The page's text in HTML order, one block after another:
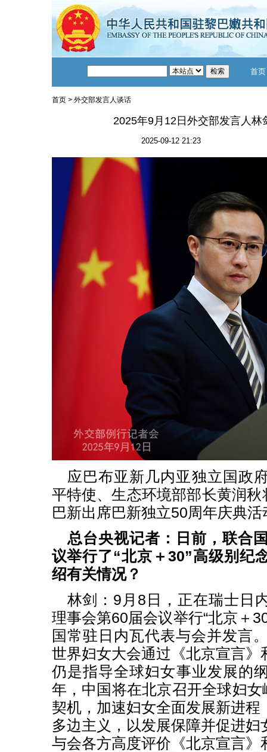
首页
首页> 外交部发言人谈话
2025年9月12日外交部发言人林
2025-09-12 21:23
应巴布亚新几内亚独立国政
平特使、生态环境部部长黄润
巴新出席巴新独立50周年庆典活
总台央视记者：日前，联合
议举行了“北京＋30”高级别纪
绍有关情况？
林剑：9月8日，正在瑞士日
理事会第60届会议举行“北京＋
国常驻日内瓦代表与会并发言
世界妇女大会通过《北京宣言》
仍是指导全球妇女事业发展的
年，中国将在北京召开全球妇女
契机，加速妇女全面发展新进程
多边主义，以发展保障并促进
与会各方高度评价《北京宣言》